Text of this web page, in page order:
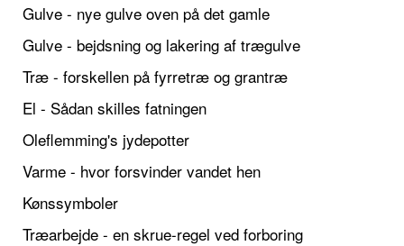
Gulve - nye gulve oven på det gamle
Gulve - bejdsning og lakering af trægulve
Træ - forskellen på fyrretræ og grantræ
El - Sådan skilles fatningen
Oleflemming's jydepotter
Varme - hvor forsvinder vandet hen
Kønssymboler
Træarbejde - en skrue-regel ved forboring